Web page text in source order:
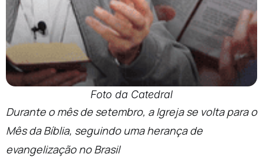
Foto da Catedral
Durante o mês de setembro, a Igreja se volta para o
Mês da Bíblia, seguindo uma herança de
evangelização no Brasil